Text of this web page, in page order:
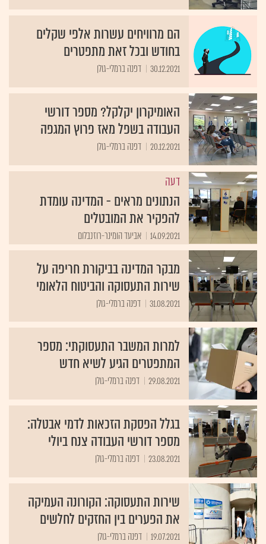
הם מרוויחים עשרות אלפי שקלים
בחודש ובכל זאת מתפטרים
30.12.2021 דפנה ברמלי-גולן
האומיקרון יקלקל? מספר דורשי
העבודה בשפל מאז פרוץ המגפה
20.12.2021 דפנה ברמלי-גולן
דעה
הנתונים מראים - המדינה עומדת
להפקיר את המובטלים
14.09.2021 אביעד הומינר-רוזנבלום
מבקר המדינה בביקורת חריפה על
שירות התעסוקה והביטוח הלאומי
31.08.2021 דפנה ברמלי-גולן
למרות המשבר התעסוקתי: מספר
המתפטרים הגיע לשיא חדש
29.08.2021 דפנה ברמלי-גולן
בגלל הפסקת הזכאות לדמי אבטלה:
מספר דורשי העבודה צנח ביולי
23.08.2021 דפנה ברמלי-גולן
שירות התעסוקה: הקורונה העמיקה
את הפערים בין החזקים לחלשים
19.07.2021 דפנה ברמלי-גולן